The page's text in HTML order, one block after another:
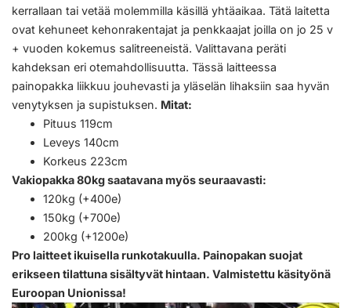
kerrallaan tai vetää molemmilla käsillä yhtäaikaa. Tätä laitetta
ovat kehuneet kehonrakentajat ja penkkaajat joilla on jo 25 v
+ vuoden kokemus salitreeneistä. Valittavana peräti
kahdeksan eri otemahdollisuutta. Tässä laitteessa
painopakka liikkuu jouhevasti ja yläselän lihaksiin saa hyvän
venytyksen ja supistuksen. Mitat:
Pituus 119cm
Leveys 140cm
Korkeus 223cm
Vakiopakka 80kg saatavana myös seuraavasti:
120kg (+400e)
150kg (+700e)
200kg (+1200e)
Pro laitteet ikuisella runkotakuulla. Painopakan suojat
erikseen tilattuna sisältyvät hintaan. Valmistettu käsityönä
Euroopan Unionissa!